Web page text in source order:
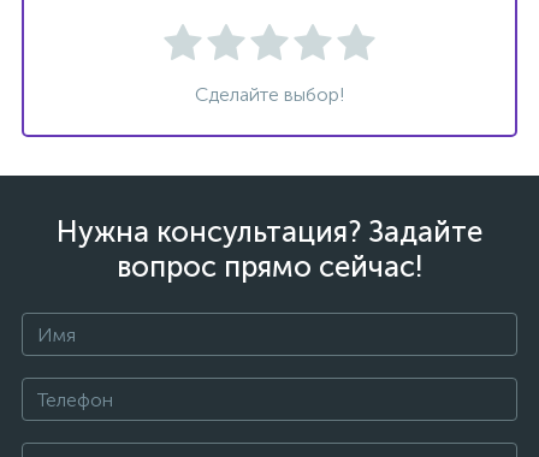
Сделайте выбор!
Нужна консультация? Задайте
вопрос прямо сейчас!